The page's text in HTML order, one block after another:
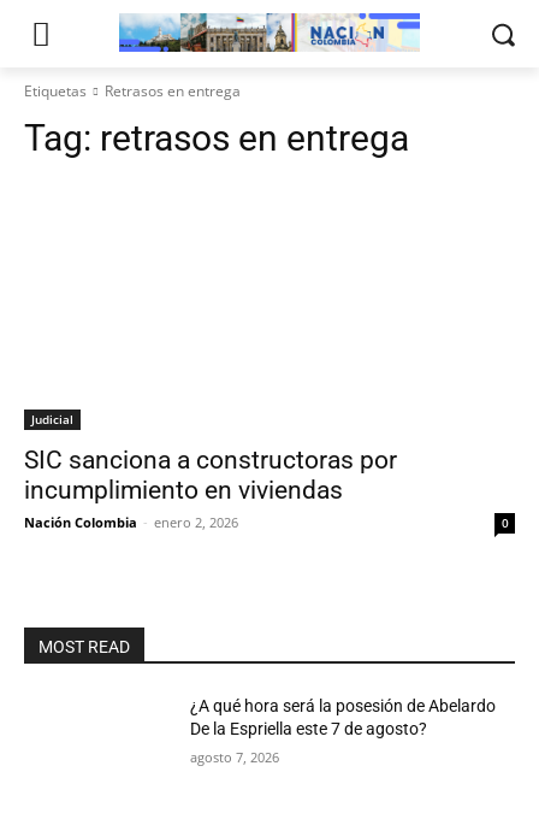
Etiquetas Retrasos en entrega
Tag: retrasos en entrega
Judicial
SIC sanciona a constructoras por
incumplimiento en viviendas
Nación Colombia - enero 2, 2026 0
MOST READ
¿A qué hora será la posesión de Abelardo
De la Espriella este 7 de agosto?
agosto 7, 2026